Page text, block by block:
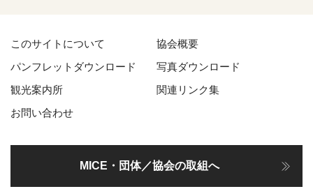
このサイトについて
協会概要
パンフレットダウンロード
写真ダウンロード
観光案内所
関連リンク集
お問い合わせ
MICE・団体／協会の取組へ